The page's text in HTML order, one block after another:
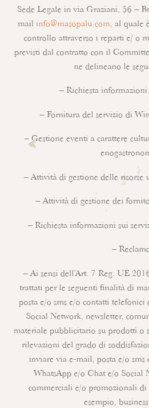
Sede Legale in via Graziani, 56 –
mail info@masopalu.com, al quale
controllo attraverso i reparti e/ o
previsti dal contratto con il
ne delineano le
– Richiesta informazioni
– Fornitura del servizio di
– Gestione eventi a carattere
– Attività di gestione delle risorse
– Attività di gestione dei
– Richiesta informazioni sui
–
– Ai sensi dell’Art. 7 Reg. UE
trattati per le seguenti finalità di
posta e/o sms e/o contatti
Social Network, newsletter,
materiale pubblicitario su prodotti o
rilevazioni del grado di
inviare via e-mail, posta e/o
WhatsApp e/o Chat e/o Social
commerciali e/o promozionali di
esempio,